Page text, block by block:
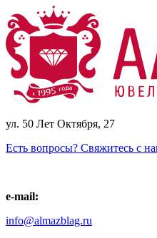
ул. 50 Лет Октября, 27
Есть вопросы? Свяжитесь с
e-mail:
info@almazblag.ru